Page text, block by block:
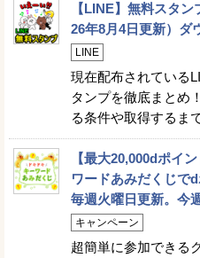
【LINE】無料スタ
26年8月4日更新）ダ
LINE
現在配布されている
タンプを徹底まとめ
る条件や取得するま
【最大20,000dポイ
ワードあみだくじで
毎週火曜日更新。今
キャンペーン
超簡単に参加できる